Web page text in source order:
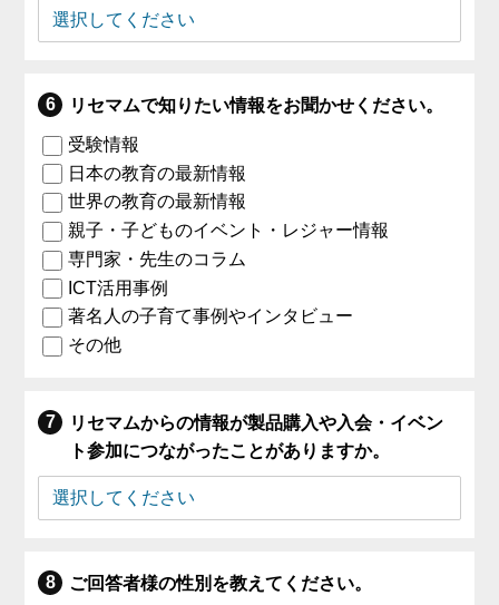
リセマムで知りたい情報をお聞かせください。
受験情報
日本の教育の最新情報
世界の教育の最新情報
親子・子どものイベント・レジャー情報
専門家・先生のコラム
ICT活用事例
著名人の子育て事例やインタビュー
その他
リセマムからの情報が製品購入や入会・イベン
ト参加につながったことがありますか。
ご回答者様の性別を教えてください。